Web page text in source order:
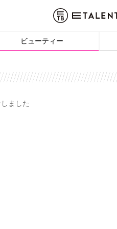
ビューティー
ました